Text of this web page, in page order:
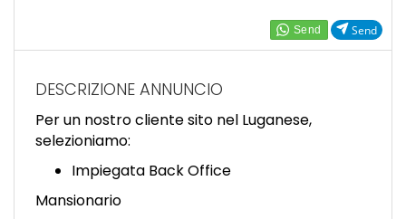
EN
IT
Send
DESCRIZIONE ANNUNCIO
Per un nostro cliente sito nel Luganese,
selezioniamo:
Impiegata Back Office
Mansionario